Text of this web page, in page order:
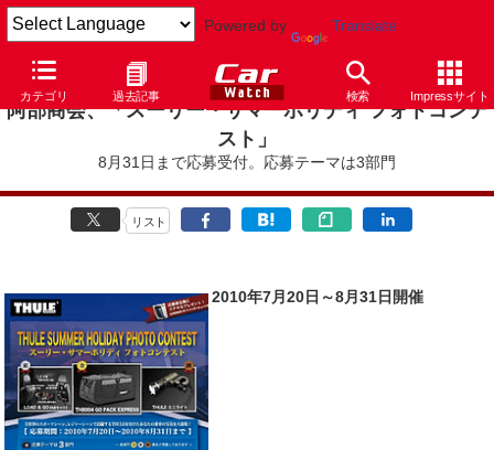
Powered by Translate
カテゴリ 過去記事 検索 Impressサイト
阿部商会、「スーリー・サマーホリディ フォトコンテ
スト」
8月31日まで応募受付。応募テーマは3部門
リスト
2010年7月20日～8月31日開催